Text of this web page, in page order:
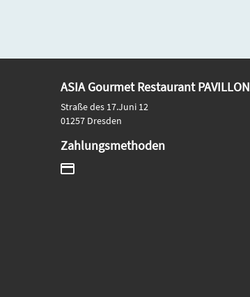
ASIA Gourmet Restaurant PAVILLON
Straße des 17.Juni 12
01257 Dresden
Zahlungsmethoden